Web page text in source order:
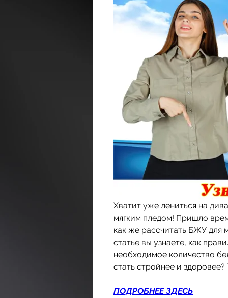
Хватит уже лениться на
мягким пледом! Пришло
как же рассчитать БЖУ
статье вы узнаете, как
необходимое количество
стать стройнее и
ПОДРОБНЕЕ ЗДЕСЬ